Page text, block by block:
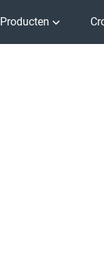
Producten